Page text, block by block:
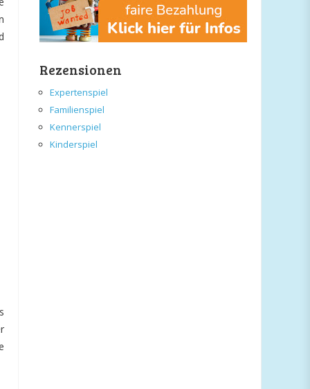
Rezensionen
Expertenspiel
Familienspiel
Kennerspiel
Kinderspiel